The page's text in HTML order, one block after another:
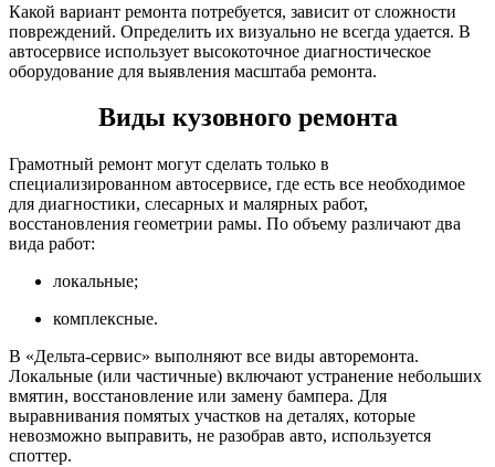
Какой вариант ремонта потребуется, зависит от сложности
повреждений. Определить их визуально не всегда удается. В
автосервисе использует высокоточное диагностическое
оборудование для выявления масштаба ремонта.
Виды кузовного ремонта
Грамотный ремонт могут сделать только в
специализированном автосервисе, где есть все необходимое
для диагностики, слесарных и малярных работ,
восстановления геометрии рамы. По объему различают два
вида работ:
локальные;
комплексные.
В «Дельта-сервис» выполняют все виды авторемонта.
Локальные (или частичные) включают устранение небольших
вмятин, восстановление или замену бампера. Для
выравнивания помятых участков на деталях, которые
невозможно выправить, не разобрав авто, используется
споттер.